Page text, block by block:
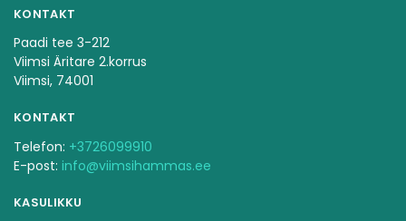
KONTAKT
Paadi tee 3-212
Viimsi Äritare 2.korrus
Viimsi, 74001
KONTAKT
Telefon: +3726099910
E-post: info@viimsihammas.ee
KASULIKKU